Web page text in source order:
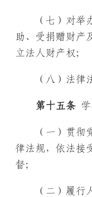
（七）对
助、受捐赠财产
立法人财产权；
（八）法律
第十 五条
（一）贯彻
律法规，依法接
督；
（二）履